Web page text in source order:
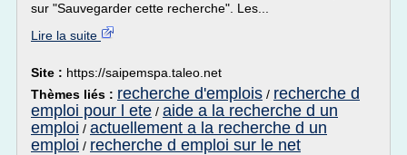
sur "Sauvegarder cette recherche". Les...
Lire la suite
Site : https://saipemspa.taleo.net
Thèmes liés : recherche d'emplois / recherche d
emploi pour l ete / aide a la recherche d un
emploi / actuellement a la recherche d un
emploi / recherche d emploi sur le net